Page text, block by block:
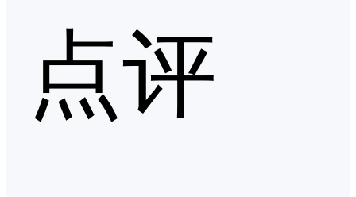
点评